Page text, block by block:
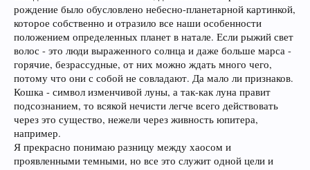
рождение было обусловлено небесно-планетарной картинкой,
которое собственно и отразило все наши особенности
положением определенных планет в натале. Если рыжий свет
волос - это люди выраженного солнца и даже больше марса -
горячие, безрассудные, от них можно ждать много чего,
потому что они с собой не совладают. Да мало ли признаков.
Кошка - символ изменчивой луны, а так-как луна правит
подсознанием, то всякой нечисти легче всего действовать
через это существо, нежели через живность юпитера,
например.
Я прекрасно понимаю разницу между хаосом и
проявленными темными, но все это служит одной цели и